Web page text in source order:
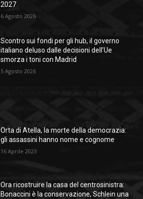
2027
6 Agosto 2026
Scontro sui fondi per gli hub, il governo
italiano deluso dalle decisioni dell’Ue
smorza i toni con Madrid
5 Agosto 2026
Orta di Atella, la morte della democrazia:
gli assassini hanno nome e cognome
16 Aprile 2023
Ora ricostruire la casa del centrosinistra:
Bonaccini è la conservazione, Schlein una